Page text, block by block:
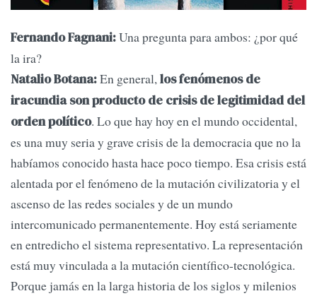
Fernando Fagnani:Una pregunta para ambos: ¿por qué
la ira?
Natalio Botana:En general,los fenómenos de
iracundia son producto de crisis de legitimidad del
orden político. Lo que hay hoy en el mundo occidental,
es una muy seria y grave crisis de la democracia que no la
habíamos conocido hasta hace poco tiempo. Esa crisis está
alentada por el fenómeno de la mutación civilizatoria y el
ascenso de las redes sociales y de un mundo
intercomunicado permanentemente. Hoy está seriamente
en entredicho el sistema representativo. La representación
está muy vinculada a la mutación científico-tecnológica.
Porque jamás en la larga historia de los siglos y milenios